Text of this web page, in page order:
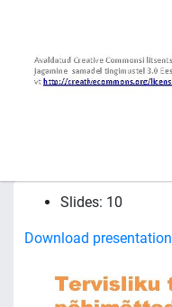
Slides: 10
Download presentation